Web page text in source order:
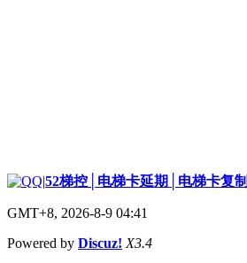
|52梯控│电梯卡延期│电梯卡复制
GMT+8, 2026-8-9 04:41
Powered by Discuz! X3.4